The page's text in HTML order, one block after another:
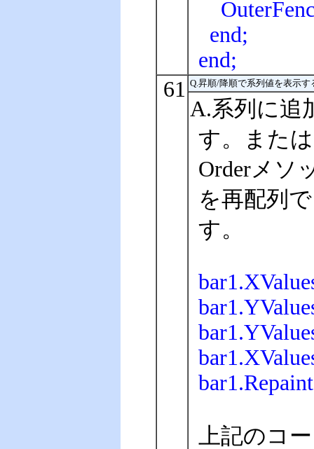
end;
end;
61 Q.昇順/降順で系列値を表示す
A.系列に追
す。また
Orderメソ
を再配列
す。
上記のコ